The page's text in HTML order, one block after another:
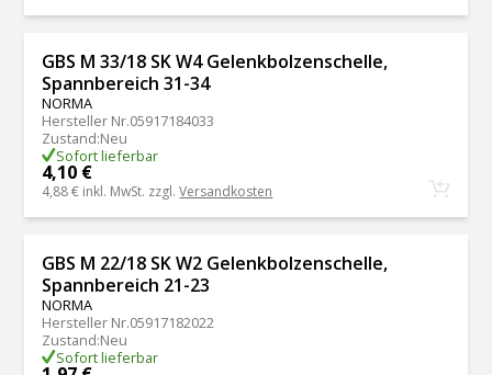
GBS M 33/18 SK W4 Gelenkbolzenschelle,
Spannbereich 31-34
NORMA
Hersteller Nr.05917184033
Zustand:Neu
Sofort lieferbar
4,10 €
4,88 € inkl. MwSt. zzgl.Versandkosten
GBS M 22/18 SK W2 Gelenkbolzenschelle,
Spannbereich 21-23
NORMA
Hersteller Nr.05917182022
Zustand:Neu
Sofort lieferbar